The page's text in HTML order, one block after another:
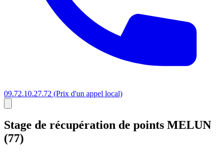
09.72.10.27.72 (Prix d'un appel local)
Stage de récupération de points MELUN
(77)